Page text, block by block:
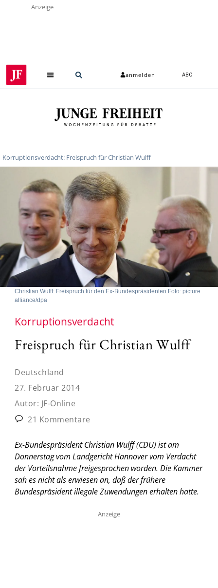
Anzeige
anmelden ABO
Korruptionsverdacht: Freispruch für Christian Wulff
Christian Wulff: Freispruch für den Ex-Bundespräsidenten Foto: picture
alliance/dpa
Korruptionsverdacht
Freispruch für Christian Wulff
Deutschland
27. Februar 2014
Autor: JF-Online
21 Kommentare
Ex-Bundespräsident Christian Wulff (CDU) ist am
Donnerstag vom Landgericht Hannover vom Verdacht
der Vorteilsnahme freigesprochen worden. Die Kammer
sah es nicht als erwiesen an, daß der frühere
Bundespräsident illegale Zuwendungen erhalten hatte.
Anzeige